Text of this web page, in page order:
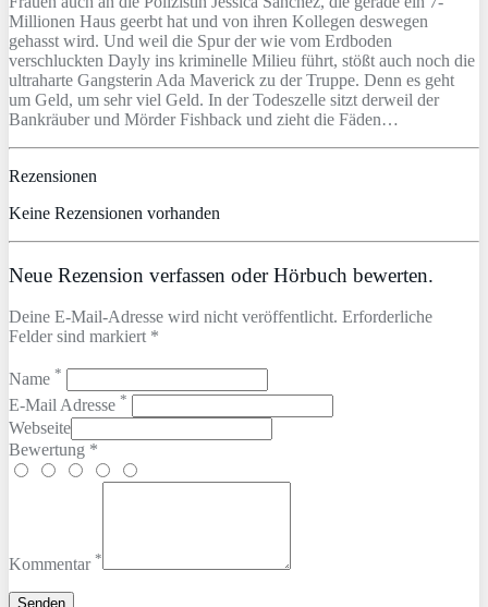
Millionen Haus geerbt hat und von ihren Kollegen deswegen
gehasst wird. Und weil die Spur der wie vom Erdboden
verschluckten Dayly ins kriminelle Milieu führt, stößt auch noch die
ultraharte Gangsterin Ada Maverick zu der Truppe. Denn es geht
um Geld, um sehr viel Geld. In der Todeszelle sitzt derweil der
Bankräuber und Mörder Fishback und zieht die Fäden…
Rezensionen
Keine Rezensionen vorhanden
Neue Rezension verfassen oder Hörbuch bewerten.
Deine E-Mail-Adresse wird nicht veröffentlicht. Erforderliche
Felder sind markiert *
Name *
E-Mail Adresse *
Webseite
Bewertung *
Kommentar *